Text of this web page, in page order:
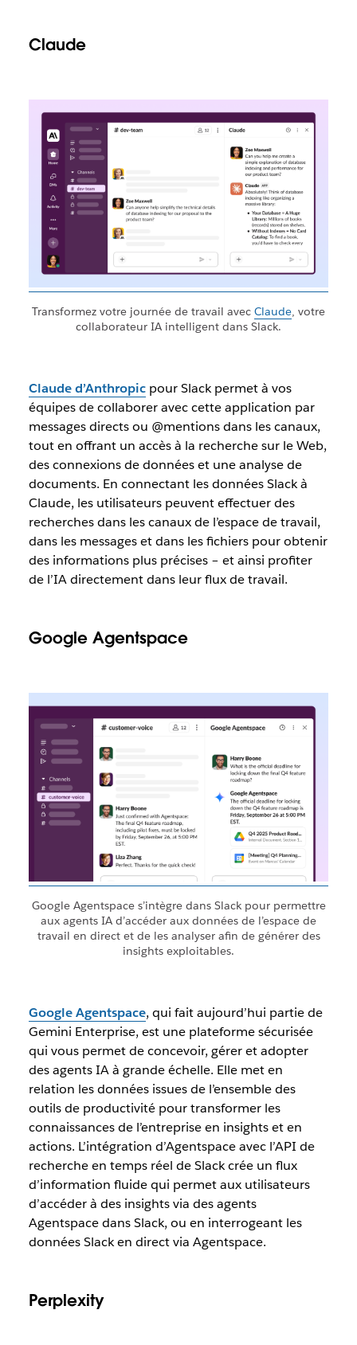
Claude
Transformez votre journée de travail avec Claude, votre
collaborateur IA intelligent dans Slack.
Claude d’Anthropicpour Slack permet à vos
équipes de collaborer avec cette application par
messages directs ou @mentions dans les canaux,
tout en offrant un accès à la recherche sur le Web,
des connexions de données et une analyse de
documents. En connectant les données Slack à
Claude, les utilisateurs peuvent effectuer des
recherches dans les canaux de l’espace de travail,
dans les messages et dans les fichiers pour obtenir
des informations plus précises – et ainsi profiter
de l’IA directement dans leur flux de travail.
Google Agentspace
Google Agentspace s’intègre dans Slack pour permettre
aux agents IA d’accéder aux données de l’espace de
travail en direct et de les analyser afin de générer des
insights exploitables.
Google Agentspace, qui fait aujourd’hui partie de
Gemini Enterprise, est une plateforme sécurisée
qui vous permet de concevoir, gérer et adopter
des agents IA à grande échelle. Elle met en
relation les données issues de l’ensemble des
outils de productivité pour transformer les
connaissances de l’entreprise en insights et en
actions. L’intégration d’Agentspace avec l’API de
recherche en temps réel de Slack crée un flux
d’information fluide qui permet aux utilisateurs
d’accéder à des insights via des agents
Agentspace dans Slack, ou en interrogeant les
données Slack en direct via Agentspace.
Perplexity